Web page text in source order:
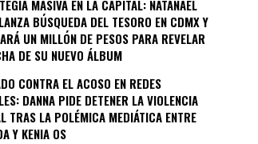
MASIVA EN LA CAPITAL: NATANAEL
BÚSQUEDA DEL TESORO EN CDMX Y
UN MILLÓN DE PESOS PARA REVELAR
DE SU NUEVO ÁLBUM
CONTRA EL ACOSO EN REDES
DANNA PIDE DETENER LA VIOLENCIA
TRAS LA POLÉMICA MEDIÁTICA ENTRE
Y KENIA OS